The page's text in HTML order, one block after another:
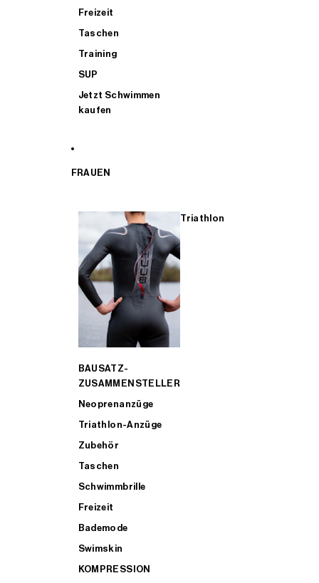
Freizeit
Taschen
Training
SUP
Jetzt Schwimmen
kaufen
FRAUEN
Triathlon
BAUSATZ-
ZUSAMMENSTELLER
Neoprenanzüge
Triathlon-Anzüge
Zubehör
Taschen
Schwimmbrille
Freizeit
Bademode
Swimskin
KOMPRESSION